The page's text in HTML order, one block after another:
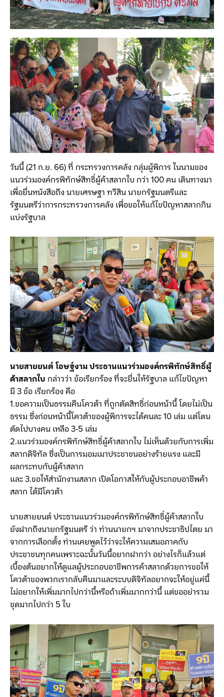
วันนี้ (21 ก.ย. 66) ที่ กระทรวงการคลัง กลุ่มผู้พิการ ในนามของ
แนวร่วมองค์กรพิทักษ์สิทธิ์ผู้ค้าสลากใบ กว่า 100 คน เดินทางมา
เพื่อยื่นหนังสือถึง นายเศรษฐา ทวีสิน นายกรัฐมนตรีและ
รัฐมนตรีว่าการกระทรวงการคลัง เพื่อขอให้แก้ไขปัญหาสลากกิน
แบ่งรัฐบาล
นายสายยนต์ โอษฐ์งาม ประธานแนวร่วมองค์กรพิทักษ์สิทธิ์ผู้
ค้าสลากใบ กล่าวว่า ข้อเรียกร้อง ที่จะยื่นให้รัฐบาล แก้ไขปัญหา
มี 3 ข้อ เรียกร้อง คือ
1.ขอความเป็นธรรมคืนโควต้า ที่ถูกตัดสิทธิ์ก่อนหน้านี้ โดยไม่เป็น
ธรรม ซึ่งก่อนหน้านี้โควต้าของผู้พิการจะได้คนละ 10 เล่ม แต่โดน
ตัดไปบางคน เหลือ 3-5 เล่ม
2.แนวร่วมองค์กรพิทักษ์สิทธิ์ผู้ค้าสลากใบ ไม่เห็นด้วยกับการเพิ่ม
สลากดิจิทัล ซึ่งเป็นการมอมเมาประชาชนอย่างร้ายแรง และมี
ผลกระทบกับผู้ค้าสลาก
และ 3.ขอให้สำนักงานสลาก เปิดโอกาสให้กับผู้ประกอบอาชีพค้า
สลาก ได้มีโควต้า
นายสายยนต์ ประธานแนวร่วมองค์กรพิทักษ์สิทธิ์ผู้ค้าสลากใบ
ยังฝากถึงนายกรัฐมนตรี ว่า ท่านนายกฯ มาจากประชาธิปไตย มา
จากการเลือกตั้ง ท่านเคยพูดไว้ว่าจะให้ความเสมอภาคกับ
ประชาชนทุกคนเพราะฉะนั้นวันนี้อยากฝากว่า อย่างไรก็แล้วแต่
เบื้องต้นอยากให้ดูแลผู้ประกอบอาชีพการค้าสลากด้วยการขอให้
โควต้าของพวกเรากลับคืนมาและระบบดิจิทัลอยากจะให้อยู่แค่นี้
ไม่อยากให้เพิ่มมากไปกว่านี้หรือถ้าเพิ่มมากกว่านี้ แต่ขออย่ารวม
ชุดมากไปกว่า 5 ใบ